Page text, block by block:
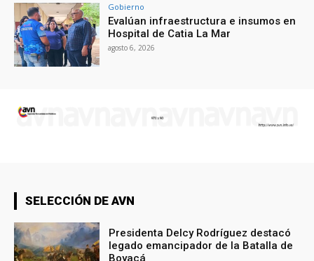
Gobierno
Evalúan infraestructura e insumos en
Hospital de Catia La Mar
agosto 6, 2026
SELECCIÓN DE AVN
Presidenta Delcy Rodríguez destacó
legado emancipador de la Batalla de
Boyacá